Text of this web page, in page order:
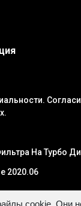
На Турбо
2020.06
cookie. Они